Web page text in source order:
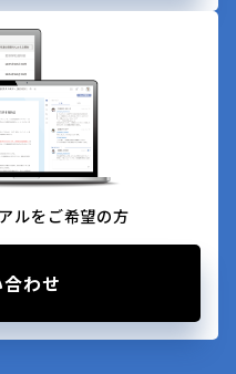
ルをご希望の方
わせ